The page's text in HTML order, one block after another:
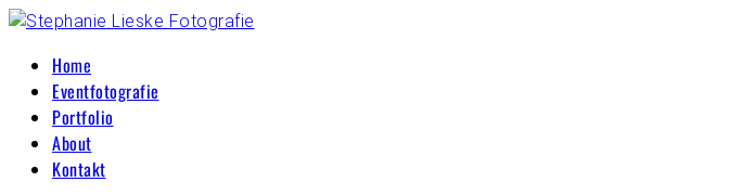
Home
Eventfotografie
Portfolio
About
Kontakt